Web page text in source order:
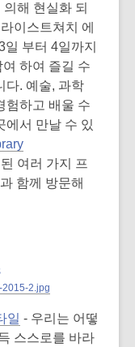
해 현실화 되
이스트쳐치 에
부터 4일까지
하여 즐길 수
다. 예술, 과학
험하고 배울 수
에서 만날 수 있
여러 가지 프
함께 방문해
2015-2.jpg
일 - 우리는 어떻
스스로를 바라